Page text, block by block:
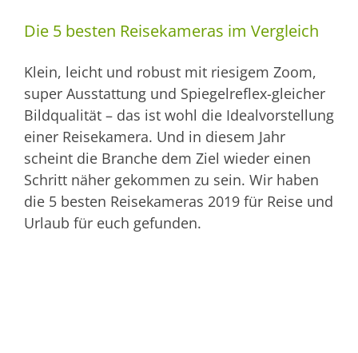
Die 5 besten Reisekameras im Vergleich
Klein, leicht und robust mit riesigem Zoom,
super Ausstattung und Spiegelreflex-gleicher
Bildqualität – das ist wohl die Idealvorstellung
einer Reisekamera. Und in diesem Jahr
scheint die Branche dem Ziel wieder einen
Schritt näher gekommen zu sein. Wir haben
die 5 besten Reisekameras 2019 für Reise und
Urlaub für euch gefunden.